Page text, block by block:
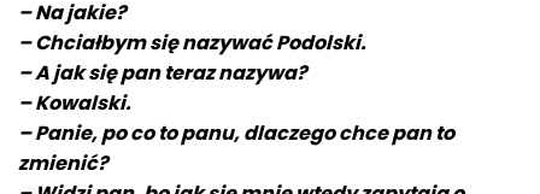
– Na jakie?
– Chciałbym się nazywać Podolski.
– A jak się pan teraz nazywa?
– Kowalski.
– Panie, po co to panu, dlaczego chce pan to
zmienić?